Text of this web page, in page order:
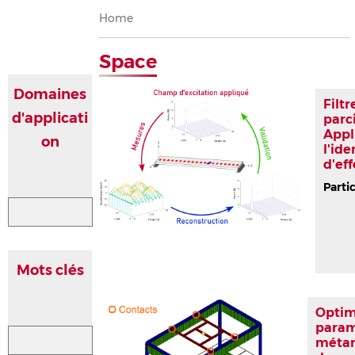
Breadcrumb
Home
Space
Domaines
d'applicati
on
Mots clés